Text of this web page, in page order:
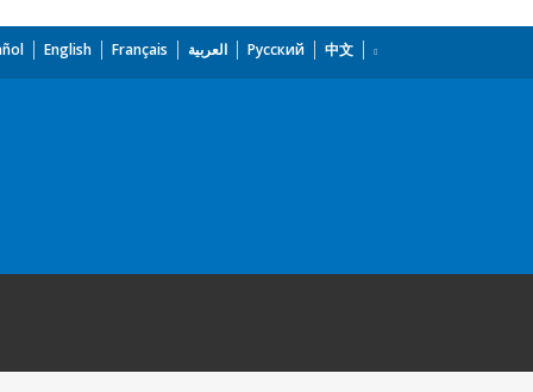
English Français العربية Русский 中文